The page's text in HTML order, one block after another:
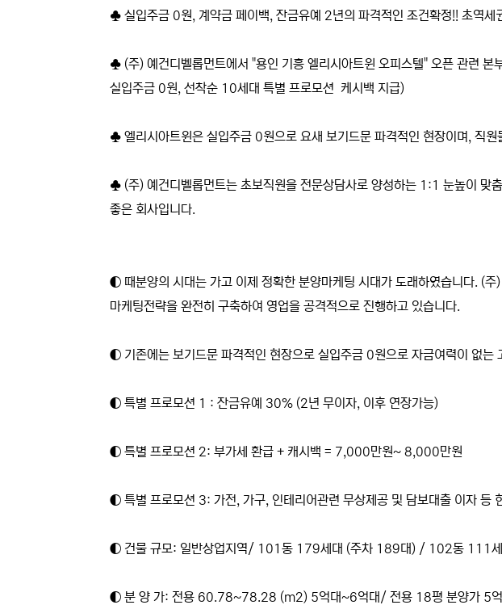
♣ 실입주금 0원, 계약금 페이백, 잔금유예 2년의 파격적인 조건확정!! 초역세
♣ (주) 예건디벨롭먼트에서 "용인 기흥 엘리시아트윈 오피스텔" 오픈 관련
실입주금 0원, 선착순 10세대 특별 프로모션 케시백 지급)
♣ 엘리시아트윈은 실입주금 0원으로 요새 보기드문 파격적인 현장이며, 직원
♣ (주) 예건디벨롭먼트는 초보직원을 전문상담사로 양성하는 1:1 눈높이 맞
좋은 회사입니다.
◐ 때분양의 시대는 가고 이제 정확한 분양마케팅 시대가 도래하였습니다. (
마케팅전략을 완전히 구축하여 영업을 공격적으로 진행하고 있습니다.
◐ 기존에는 보기드문 파격적인 현장으로 실입주금 0원으로 자금여력이 없는
◐ 특별 프로모션 1 : 잔금유예 30% (2년 무이자, 이후 연장가능)
◐ 특별 프로모션 2: 부가세 환급 + 캐시백 = 7,000만원~ 8,000만원
◐ 특별 프로모션 3: 가전, 가구, 인테리어관련 무상제공 및 담보대출 이자 등
◐ 건물 규모: 일반상업지역/ 101동 179세대 (주차 189대) / 102동 111
◐ 분 양 가: 전용 60.78~78.28 (m2) 5억대~6억대/ 전용 18평 분양가 5